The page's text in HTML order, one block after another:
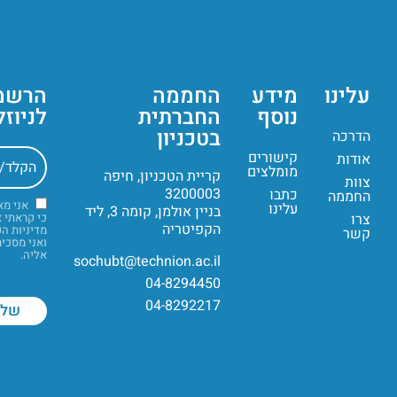
עלינו
הדרכה
אודות
צוות
החממה
צרו
קשר
מידע
נוסף
קישורים
מומלצים
כתבו
עלינו
החממה
החברתית
בטכניון
קריית הטכניון, חיפה
3200003
בניין אולמן, קומה 3, ליד
הקפיטריה
sochubt@technion.ac.il
04-8294450
04-8292217
אני
כי
מדיניות
ואני
אליה.